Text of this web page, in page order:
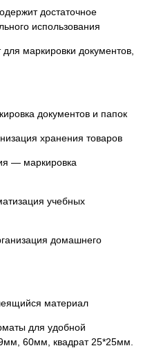
достаточное
использования
маркировки документов,
документов и папок
хранения товаров
— маркировка
учебных
домашнего
материал
для удобной
60мм, квадрат 25*25мм.